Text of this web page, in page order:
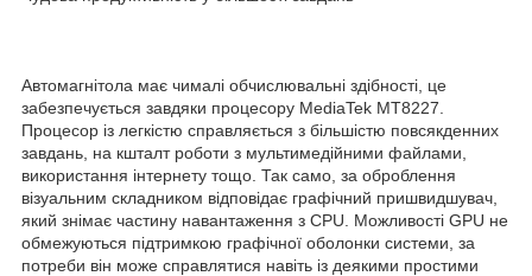
Автомагнітола має чималі обчислювальні здібності, це
забезпечується завдяки процесору MediaTek MT8227.
Процесор із легкістю справляється з більшістю повсякденних
завдань, на кшталт роботи з мультимедійними файлами,
використання інтернету тощо. Так само, за оброблення
візуальним складником відповідає графічний пришвидшувач,
який знімає частину навантаження з CPU. Можливості GPU не
обмежуються підтримкою графічної оболонки системи, за
потреби він може справлятися навіть із деякими простими